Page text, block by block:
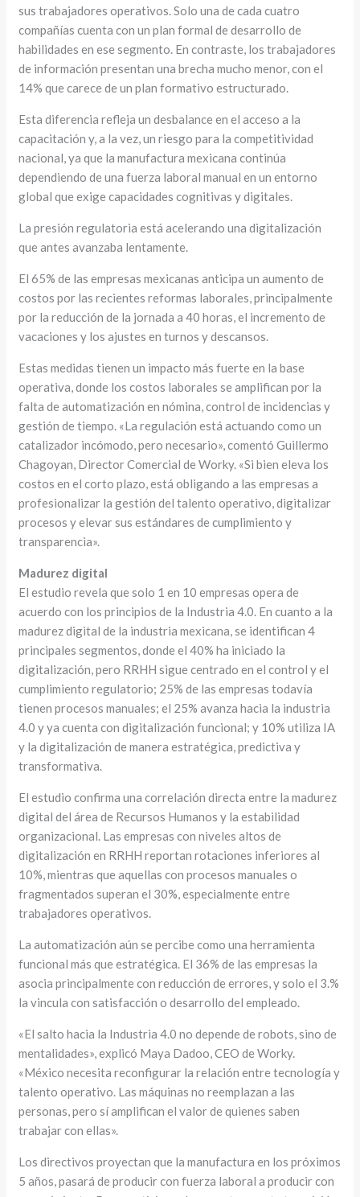
sus trabajadores operativos. Solo una de cada cuatro
compañías cuenta con un plan formal de desarrollo de
habilidades en ese segmento. En contraste, los trabajadores
de información presentan una brecha mucho menor, con el
14% que carece de un plan formativo estructurado.
Esta diferencia refleja un desbalance en el acceso a la
capacitación y, a la vez, un riesgo para la competitividad
nacional, ya que la manufactura mexicana continúa
dependiendo de una fuerza laboral manual en un entorno
global que exige capacidades cognitivas y digitales.
La presión regulatoria está acelerando una digitalización
que antes avanzaba lentamente.
El 65% de las empresas mexicanas anticipa un aumento de
costos por las recientes reformas laborales, principalmente
por la reducción de la jornada a 40 horas, el incremento de
vacaciones y los ajustes en turnos y descansos.
Estas medidas tienen un impacto más fuerte en la base
operativa, donde los costos laborales se amplifican por la
falta de automatización en nómina, control de incidencias y
gestión de tiempo. «La regulación está actuando como un
catalizador incómodo, pero necesario», comentó Guillermo
Chagoyan, Director Comercial de Worky. «Si bien eleva los
costos en el corto plazo, está obligando a las empresas a
profesionalizar la gestión del talento operativo, digitalizar
procesos y elevar sus estándares de cumplimiento y
transparencia».
Madurez digital
El estudio revela que solo 1 en 10 empresas opera de
acuerdo con los principios de la Industria 4.0. En cuanto a la
madurez digital de la industria mexicana, se identifican 4
principales segmentos, donde el 40% ha iniciado la
digitalización, pero RRHH sigue centrado en el control y el
cumplimiento regulatorio; 25% de las empresas todavía
tienen procesos manuales; el 25% avanza hacia la industria
4.0 y ya cuenta con digitalización funcional; y 10% utiliza IA
y la digitalización de manera estratégica, predictiva y
transformativa.
El estudio confirma una correlación directa entre la madurez
digital del área de Recursos Humanos y la estabilidad
organizacional. Las empresas con niveles altos de
digitalización en RRHH reportan rotaciones inferiores al
10%, mientras que aquellas con procesos manuales o
fragmentados superan el 30%, especialmente entre
trabajadores operativos.
La automatización aún se percibe como una herramienta
funcional más que estratégica. El 36% de las empresas la
asocia principalmente con reducción de errores, y solo el 3.%
la vincula con satisfacción o desarrollo del empleado.
«El salto hacia la Industria 4.0 no depende de robots, sino de
mentalidades», explicó Maya Dadoo, CEO de Worky.
«México necesita reconfigurar la relación entre tecnología y
talento operativo. Las máquinas no reemplazan a las
personas, pero sí amplifican el valor de quienes saben
trabajar con ellas».
Los directivos proyectan que la manufactura en los próximos
5 años, pasará de producir con fuerza laboral a producir con